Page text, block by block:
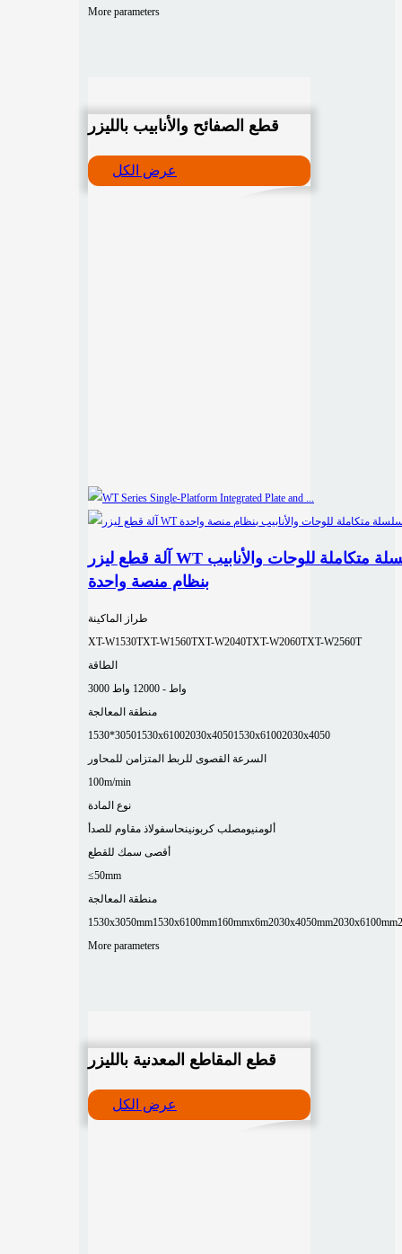
More parameters
قطع الصفائح والأنابيب بالليزر
عرض الكل
آلة قطع ليزر WT سلسلة متكاملة للوحات والأنابيب
بنظام منصة واحدة
طراز الماكينة
XT-W1530TXT-W1560TXT-W2040TXT-W2060TXT-W2560T
الطاقة
3000 واط - 12000 واط
منطقة المعالجة
1530*30501530x61002030x40501530x61002030x4050
السرعة القصوى للربط المتزامن للمحاور
100m/min
نوع المادة
ألومنيومصلب كربونينحاسفولاذ مقاوم للصدأ
أقصى سمك للقطع
≤50mm
منطقة المعالجة
1530x3050mm1530x6100mm160mmx6m2030x4050mm2030x6100mm
More parameters
قطع المقاطع المعدنية بالليزر
عرض الكل